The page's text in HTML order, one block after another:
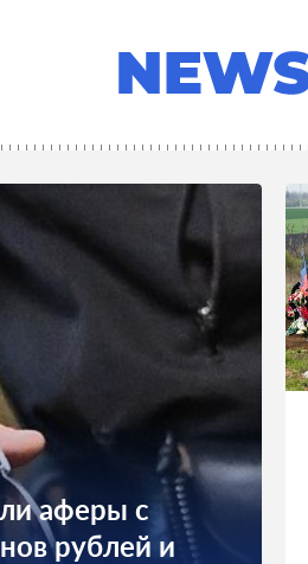
аферы с
рублей и